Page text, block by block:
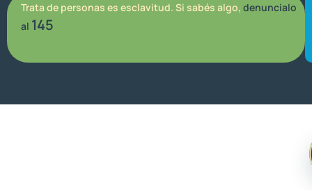
Trata de personas es esclavitud. Si sabés algo, denuncialo
al 145